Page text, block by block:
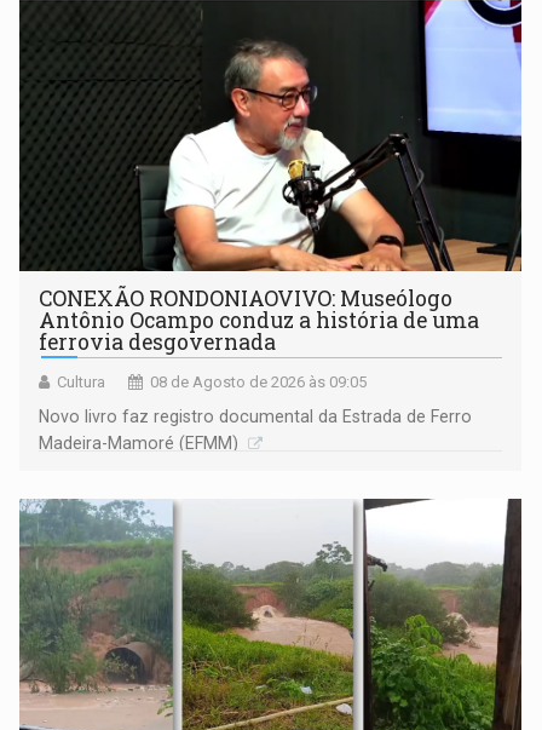
CONEXÃO RONDONIAOVIVO: Museólogo
Antônio Ocampo conduz a história de uma
ferrovia desgovernada
Cultura 08 de Agosto de 2026 às 09:05
Novo livro faz registro documental da Estrada de Ferro
Madeira-Mamoré (EFMM)